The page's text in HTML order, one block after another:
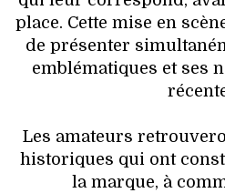
place. Cette mise en
de présenter
emblématiques et ses
Les amateurs
historiques qui ont
la marque, à